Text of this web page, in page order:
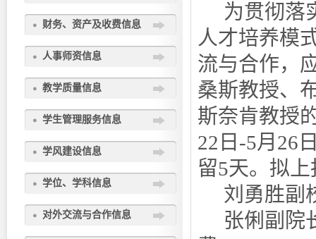
财务、资产及收费信息
人事师资信息
教学质量信息
学生管理服务信息
学风建设信息
学位、学科信息
对外交流与合作信息
为贯彻落
人才培养模
流与合作，
桑斯教授、
斯奈肯教授
22日-5月26
留5天。拟
刘勇胜副
张俐副院